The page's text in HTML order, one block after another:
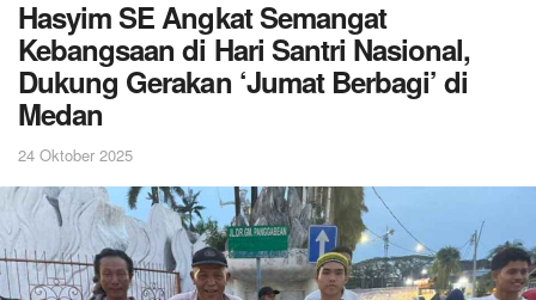
Hasyim SE Angkat Semangat
Kebangsaan di Hari Santri Nasional,
Dukung Gerakan ‘Jumat Berbagi’ di
Medan
24 Oktober 2025